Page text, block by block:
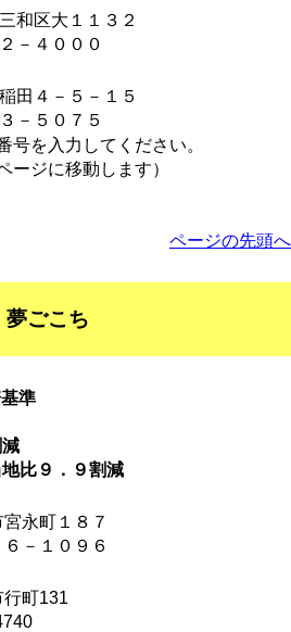
和区大１１３２
－４０００
田４－５－１５
－５０７５
号を入力してください。
ージに移動します）
ページの先頭へ
夢ごこち
準
比９．９割減
永町１８７
－１０９６
町131